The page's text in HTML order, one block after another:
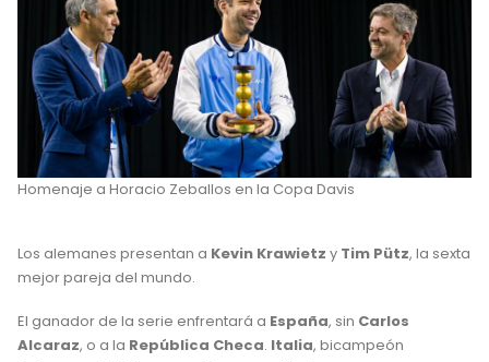
Homenaje a Horacio Zeballos en la Copa Davis
Los alemanes presentan a Kevin Krawietz y Tim Pütz, la sexta
mejor pareja del mundo.
El ganador de la serie enfrentará a España, sin Carlos
Alcaraz, o a la República Checa. Italia, bicampeón